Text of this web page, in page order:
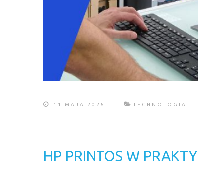
11 MAJA 2026 TECHNOLOGIA
HP PRINTOS W